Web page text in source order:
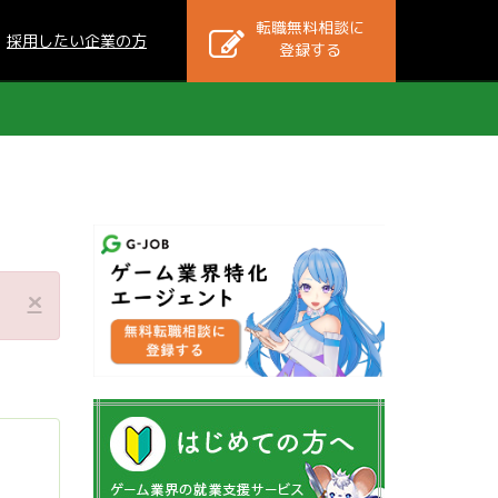
採用したい企業の方
転職無料相談に
登録する
×